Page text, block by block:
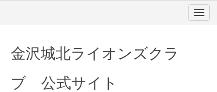
金沢城北ライオンズクラ
ブ 公式サイト